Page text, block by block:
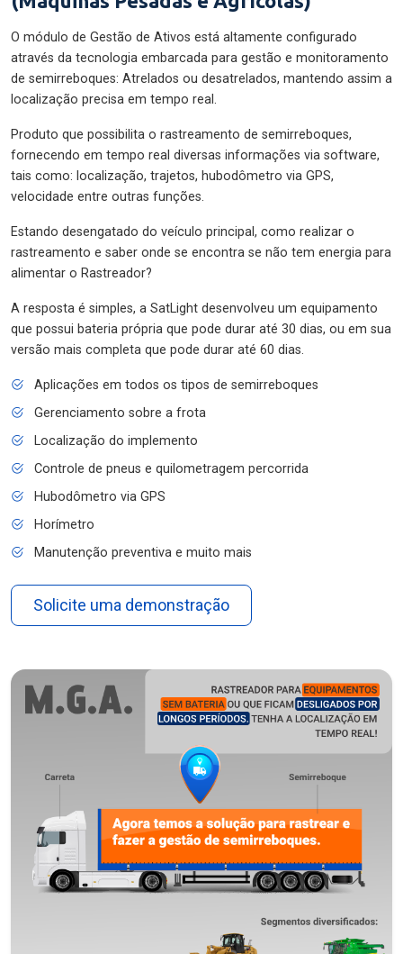
O módulo de Gestão de Ativos está altamente configurado
através da tecnologia embarcada para gestão e monitoramento
de semirreboques: Atrelados ou desatrelados, mantendo assim a
localização precisa em tempo real.
Produto que possibilita o rastreamento de semirreboques,
fornecendo em tempo real diversas informações via software,
tais como: localização, trajetos, hubodômetro via GPS,
velocidade entre outras funções.
Estando desengatado do veículo principal, como realizar o
rastreamento e saber onde se encontra se não tem energia para
alimentar o Rastreador?
A resposta é simples, a SatLight desenvolveu um equipamento
que possui bateria própria que pode durar até 30 dias, ou em sua
versão mais completa que pode durar até 60 dias.
Aplicações em todos os tipos de semirreboques
Gerenciamento sobre a frota
Localização do implemento
Controle de pneus e quilometragem percorrida
Hubodômetro via GPS
Horímetro
Manutenção preventiva e muito mais
Solicite uma demonstração